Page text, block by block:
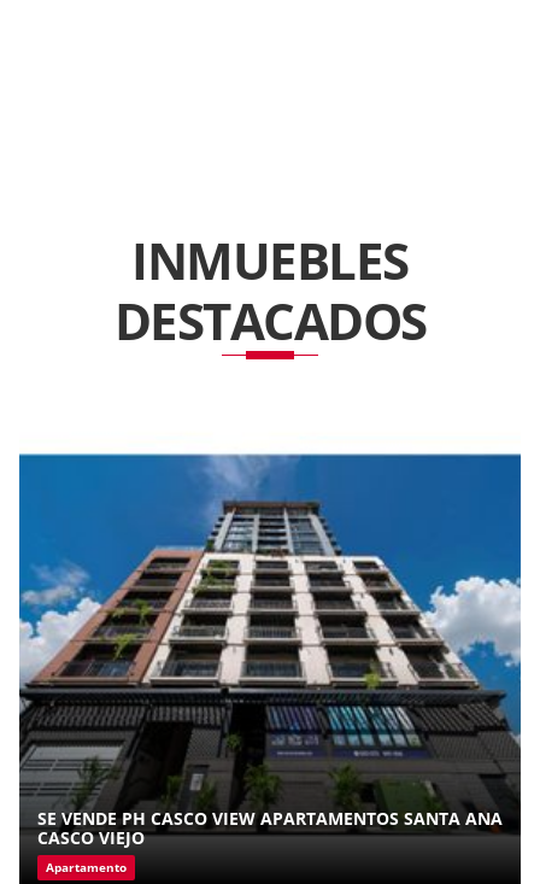
INMUEBLES
DESTACADOS
SE VENDE PH CASCO VIEW APARTAMENTOS SANTA ANA
CASCO VIEJO
Apartamento